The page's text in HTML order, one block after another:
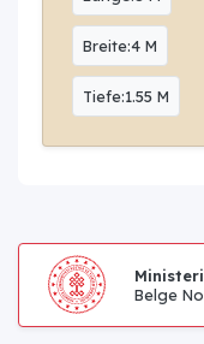
Breite:4 M
Tiefe:1.55 M
Belge